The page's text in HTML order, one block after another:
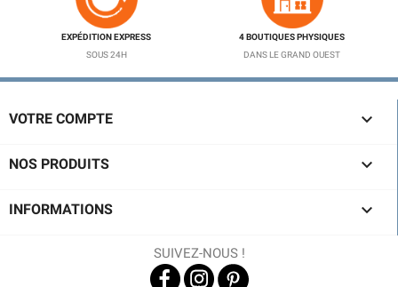
EXPÉDITION EXPRESS
SOUS 24H
4 BOUTIQUES PHYSIQUES
DANS LE GRAND OUEST
VOTRE COMPTE 
NOS PRODUITS 
INFORMATIONS 
SUIVEZ-NOUS !